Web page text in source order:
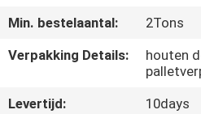
CONTACTEER
ONS
VERZOEK
Min. bestelaantal:
2Tons
Verpakking Details:
houten
Levertijd:
10days